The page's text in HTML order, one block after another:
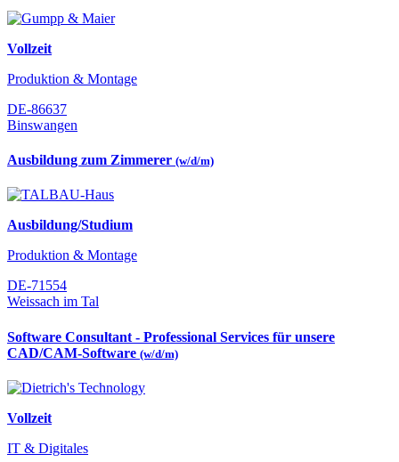
Vollzeit
Produktion & Montage
DE-86637
Binswangen
Ausbildung zum Zimmerer (w/d/m)
Ausbildung/Studium
Produktion & Montage
DE-71554
Weissach im Tal
Software Consultant - Professional Services für unsere
CAD/CAM-Software (w/d/m)
Vollzeit
IT & Digitales